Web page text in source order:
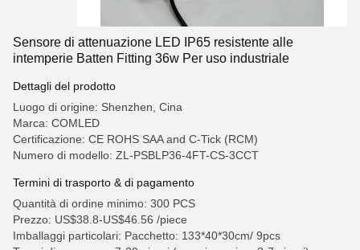
Sensore di attenuazione LED IP65 resistente alle
intemperie Batten Fitting 36w Per uso industriale
Dettagli del prodotto
Luogo di origine: Shenzhen, Cina
Marca: COMLED
Certificazione: CE ROHS SAA and C-Tick (RCM)
Numero di modello: ZL-PSBLP36-4FT-CS-3CCT
Termini di trasporto & di pagamento
Quantità di ordine minimo: 300 PCS
Prezzo: US$38.8-US$46.56 /piece
Imballaggi particolari: Pacchetto: 133*40*30cm/ 9pcs